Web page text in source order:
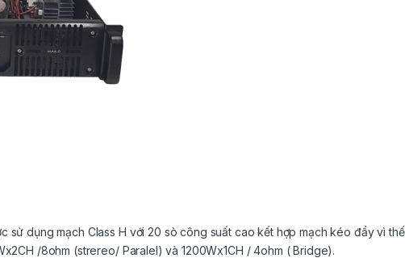
sử dụng mạch Class H với 20 sò công suất cao kết hợp mạch kéo đẩy vì
/8ohm (strereo/ Paralel) và 1200Wx1CH / 4ohm ( Bridge).